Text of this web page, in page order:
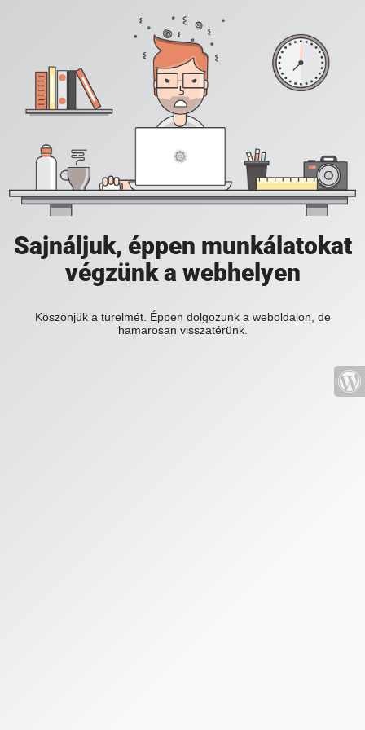
Sajnáljuk, éppen munkálatokat
végzünk a webhelyen
Köszönjük a türelmét. Éppen dolgozunk a weboldalon, de
hamarosan visszatérünk.